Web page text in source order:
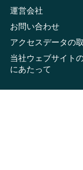
運営会社
お問い合わせ
アクセスデータの
当社ウェブサイト
にあたって